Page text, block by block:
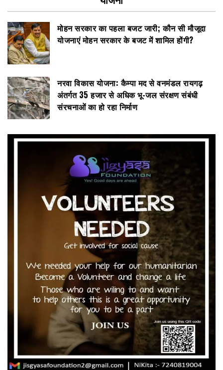
मोहन सरकार का पहला बजट जारी; कौन सी मौजूदा
योजनाएं मोहन सरकार के बजट में शामिल होंगी?
नरवा विकास योजना: कैम्पा मद से वनमंडल रायगढ़
अंतर्गत 35 हजार से अधिक भू-जल संरक्षण संबंधी
संरचनाओं का हो रहा निर्माण